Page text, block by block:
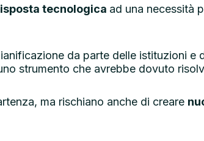
tecnologica ad una necessità
da parte delle istituzioni e
strumento che avrebbe dovuto
ma rischiano anche di creare